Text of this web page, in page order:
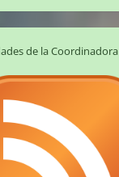
de la Coordinadora